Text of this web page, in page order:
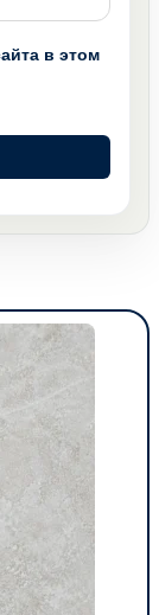
в этом